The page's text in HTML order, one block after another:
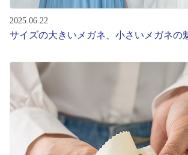
2025.06.22
サイズの大きいメガネ、小さいメガネの